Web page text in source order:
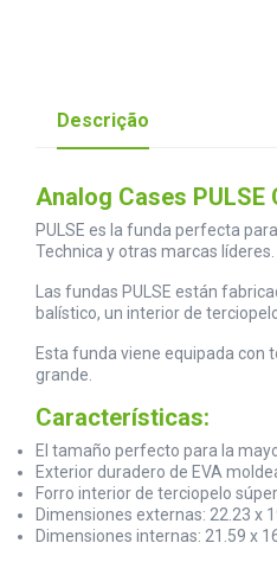
Descrição
Analog Cases
PULSE es la funda perfecta
Technica y otras marcas líderes.
Las fundas PULSE están
balístico, un interior de
Esta funda viene equipada con
grande.
Características:
El tamaño perfecto para la
Exterior duradero de EVA
Forro interior de terciopelo
Dimensiones externas: 22.23 x
Dimensiones internas: 21.59 x